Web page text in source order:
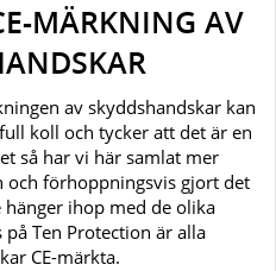
MÄRKNING AV
av skyddshandskar kan
koll och tycker att det är en
så har vi här samlat mer
förhoppningsvis gjort det
ihop med de olika
Ten Protection är alla
CE-märkta.